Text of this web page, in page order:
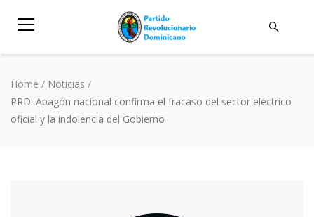
Home / Noticias /
PRD: Apagón nacional confirma el fracaso del sector eléctrico
oficial y la indolencia del Gobierno